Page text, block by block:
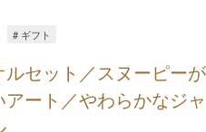
ルセット／スヌーピーが
ート／やわらかなジャ
# ギフト